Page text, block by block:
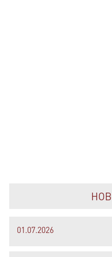
01.07.2026